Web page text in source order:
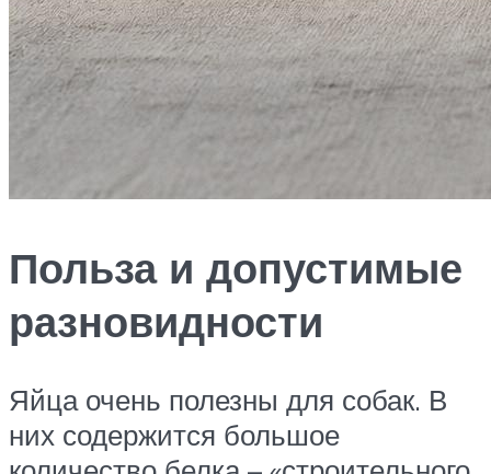
Польза и допустимые
разновидности
Яйца очень полезны для собак. В
них содержится большое